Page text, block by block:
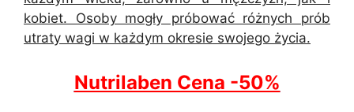
kobiet. Osoby mogły próbować różnych prób
utraty wagi w każdym okresie swojego życia.
Nutrilaben Cena -50%